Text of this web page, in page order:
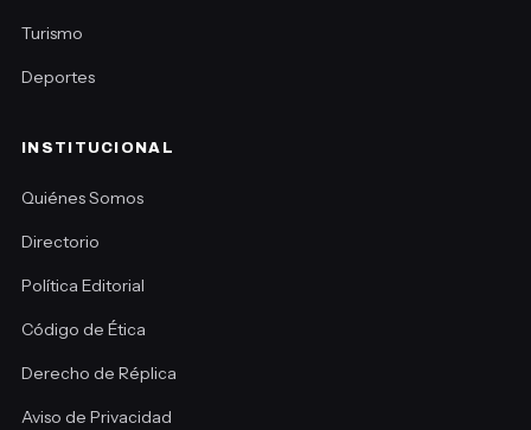
Turismo
Deportes
INSTITUCIONAL
Quiénes Somos
Directorio
Política Editorial
Código de Ética
Derecho de Réplica
Aviso de Privacidad